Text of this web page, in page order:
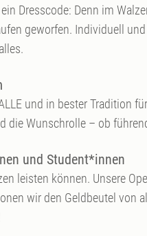
Dresscode: Denn im
geworfen. Individuell
und in bester Tradition
die Wunschrolle – ob
und Student*innen
leisten können. Unsere
wir den Geldbeutel von